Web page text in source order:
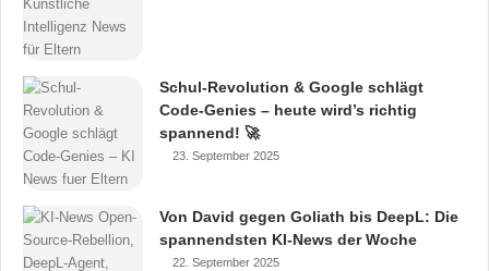
Schul-Revolution & Google schlägt
Code-Genies – heute wird’s richtig
spannend! 🚀
23. September 2025
Von David gegen Goliath bis DeepL: Die
spannendsten KI-News der Woche
22. September 2025